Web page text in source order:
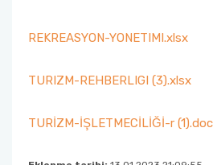
REKREASYON-YONETIMI.xlsx
TURIZM-REHBERLIGI (3).xlsx
TURİZM-İŞLETMECİLİĞİ-r